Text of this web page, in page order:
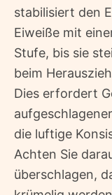
stabilisiert den
Eiweiße mit
Stufe, bis sie
beim
Dies erfordert
die luftige
Achten Sie
überschlagen,